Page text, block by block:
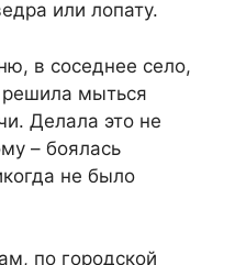
или лопату.
в соседнее село,
мыться
Делала это не
– боялась
не было
по городской